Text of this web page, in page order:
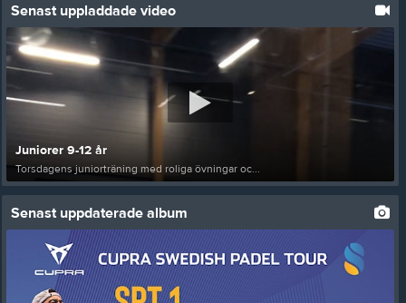
Senast uppladdade video
Juniorer 9-12 år
Torsdagens juniorträning med roliga övningar oc...
Senast uppdaterade album